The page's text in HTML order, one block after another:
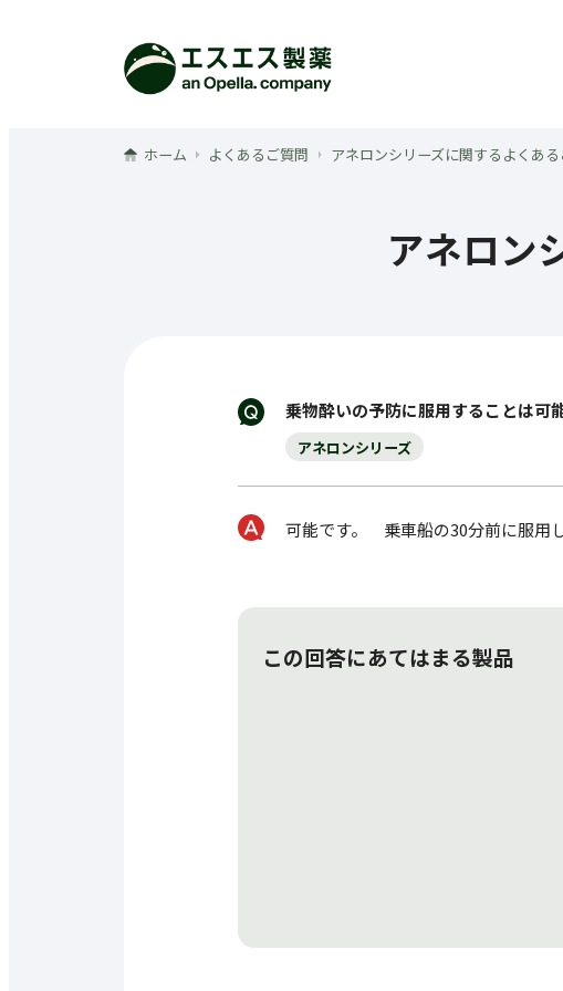
ホーム よくあるご質問 アネロンシリーズに関するよくあ
アネロン
乗物酔いの予防に服用することは可
アネロンシリーズ
可能です。 乗車船の30分前に服用
この回答にあてはまる製品